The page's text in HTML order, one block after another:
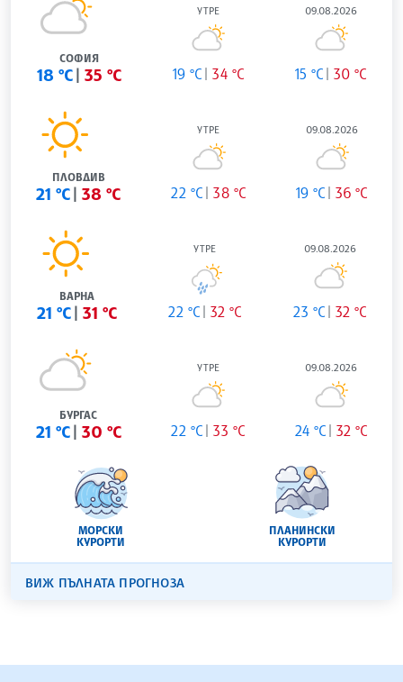
СОФИЯ
18 °C 35 °C
УТРЕ
19 °C 34 °C
09.08.2026
15 °C 30 °C
ПЛОВДИВ
21 °C 38 °C
УТРЕ
22 °C 38 °C
09.08.2026
19 °C 36 °C
ВАРНА
21 °C 31 °C
УТРЕ
22 °C 32 °C
09.08.2026
23 °C 32 °C
БУРГАС
21 °C 30 °C
УТРЕ
22 °C 33 °C
09.08.2026
24 °C 32 °C
МОРСКИ
КУРОРТИ
ПЛАНИНСКИ
КУРОРТИ
ВИЖ ПЪЛНАТА ПРОГНОЗА